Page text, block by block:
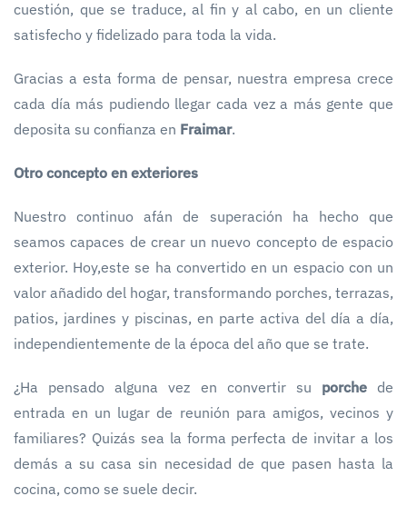
cuestión, que se traduce, al fin y al cabo, en un cliente
satisfecho y fidelizado para toda la vida.
Gracias a esta forma de pensar, nuestra empresa crece
cada día más pudiendo llegar cada vez a más gente que
deposita su confianza en Fraimar.
Otro concepto en exteriores
Nuestro continuo afán de superación ha hecho que
seamos capaces de crear un nuevo concepto de espacio
exterior. Hoy,este se ha convertido en un espacio con un
valor añadido del hogar, transformando porches, terrazas,
patios, jardines y piscinas, en parte activa del día a día,
independientemente de la época del año que se trate.
¿Ha pensado alguna vez en convertir su porchede
entrada en un lugar de reunión para amigos, vecinos y
familiares? Quizás sea la forma perfecta de invitar a los
demás a su casa sin necesidad de que pasen hasta la
cocina, como se suele decir.